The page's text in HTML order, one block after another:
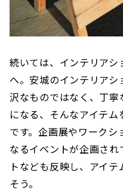
続いては、インテリア
へ。安城のインテリア
沢なものではなく、丁
になる、そんなアイテ
です。企画展やワーク
なるイベントが企画さ
トなども反映し、アイ
そう。